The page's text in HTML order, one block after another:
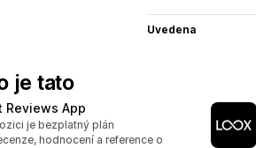
Uvedena
je tato
Reviews App
43059je bezplatný plán
hodnocení a reference o